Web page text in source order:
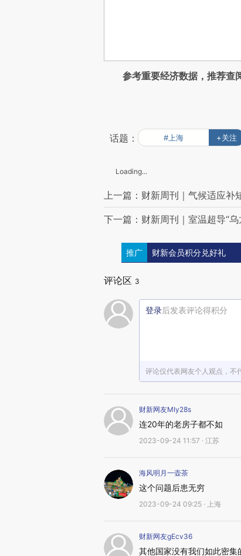
参考重要经济数据，推荐查
话题： #上海 +关注
Loading...
上一篇：财新周刊｜气候适应补
下一篇：财新周刊｜室温超导“乌
推广 财新会员积分兑好礼
评论区 3
登录后发表评论得积分
评论仅代表网友个人观点，不
财新网友MIy28s
连20年的老房子都不如
2023-09-24 11:57 · 江苏
海风明月一壶茶
这个问题后患无穷
2023-09-24 09:25 · 上海
财新网友gEcv36
其他国家没有我们如此密